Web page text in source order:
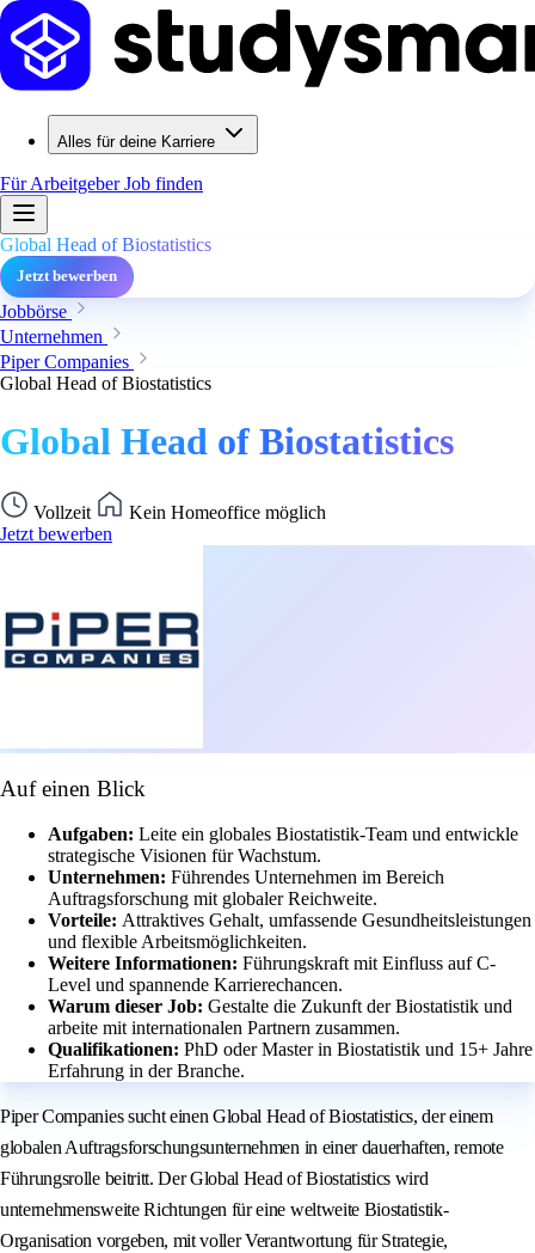
Alles für deine Karriere
Für ArbeitgeberJob finden
Global Head of Biostatistics
Jetzt bewerben
Jobbörse
Unternehmen
Piper Companies
Global Head of Biostatistics
Global Head of Biostatistics
Vollzeit
Kein Homeoffice möglich
Jetzt bewerben
Auf einen Blick
Aufgaben: Leite ein globales Biostatistik-Team und entwickle
strategische Visionen für Wachstum.
Unternehmen: Führendes Unternehmen im Bereich
Auftragsforschung mit globaler Reichweite.
Vorteile: Attraktives Gehalt, umfassende Gesundheitsleistungen
und flexible Arbeitsmöglichkeiten.
Weitere Informationen: Führungskraft mit Einfluss auf C-
Level und spannende Karrierechancen.
Warum dieser Job: Gestalte die Zukunft der Biostatistik und
arbeite mit internationalen Partnern zusammen.
Qualifikationen: PhD oder Master in Biostatistik und 15+ Jahre
Erfahrung in der Branche.
Piper Companies sucht einen Global Head of Biostatistics, der einem
globalen Auftragsforschungsunternehmen in einer dauerhaften, remote
Führungsrolle beitritt. Der Global Head of Biostatistics wird
unternehmensweite Richtungen für eine weltweite Biostatistik-
Organisation vorgeben, mit voller Verantwortung für Strategie,